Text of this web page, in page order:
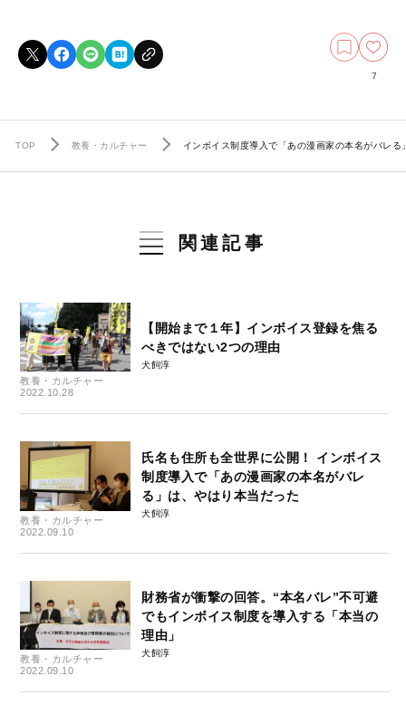
7
TOP 教養・カルチャー インボイス制度導入で「あの漫画家の本名がバレる
関連記事
教養・カルチャー
2022.10.28
【開始まで１年】インボイス登録を焦る
べきではない2つの理由
犬飼淳
教養・カルチャー
2022.09.10
氏名も住所も全世界に公開！ インボイス
制度導入で「あの漫画家の本名がバレ
る」は、やはり本当だった
犬飼淳
教養・カルチャー
2022.09.10
財務省が衝撃の回答。“本名バレ”不可避
でもインボイス制度を導入する「本当の
理由」
犬飼淳